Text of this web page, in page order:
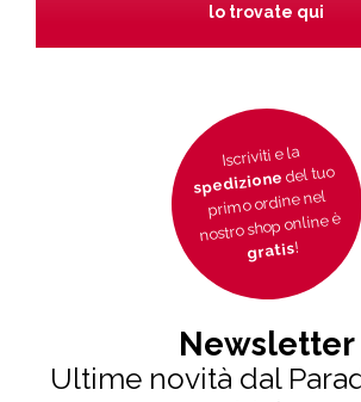
lo trovate qui
Iscriviti e la
spedizionedel tuo
primo ordine nel
nostro shop online è
gratis!
Newsletter
Ultime novità dal